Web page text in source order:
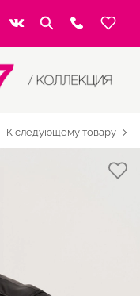
К следующему товару